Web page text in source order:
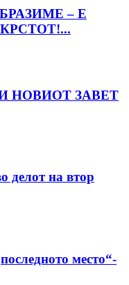
– Е
НОВИОТ ЗАВЕТ
делот на втор
место“-